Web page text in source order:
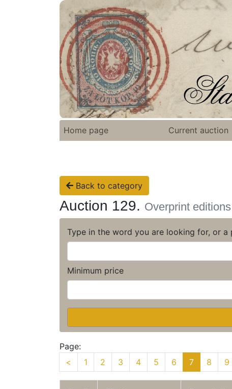
Home page Current auction
Back to category
Auction 129. Overprint
Type in the word you are looking for, or
Minimum price
Page:
<
1 2 3 4 5 6 7 8 9